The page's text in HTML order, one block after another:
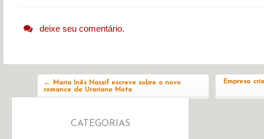
deixe seu comentário.
←
Maria Inês Nassif escreve sobre o novo
romance de Urariano Mota
Empresa
CATEGORIAS